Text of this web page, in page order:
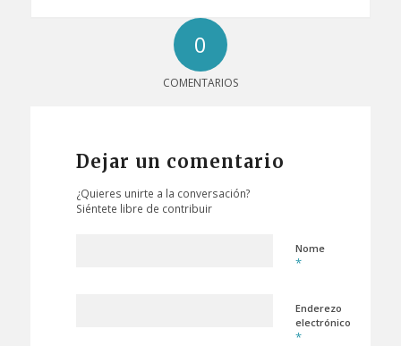
0
COMENTARIOS
Dejar un comentario
¿Quieres unirte a la conversación?
Siéntete libre de contribuir
Nome
*
Enderezo
electrónico
*